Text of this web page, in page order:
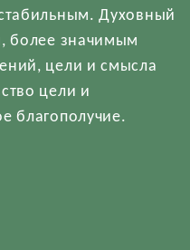
Духовный
более значимым
цели и смысла
цели и
благополучие.